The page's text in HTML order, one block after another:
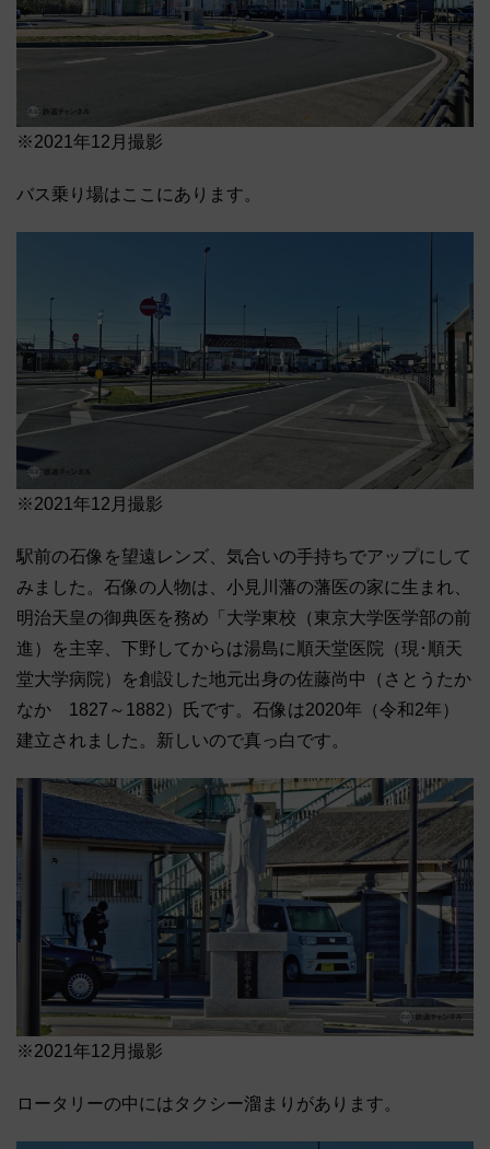
※2021年12月撮影
バス乗り場はここにあります。
※2021年12月撮影
駅前の石像を望遠レンズ、気合いの手持ちでアップにして
みました。石像の人物は、小見川藩の藩医の家に生まれ、
明治天皇の御典医を務め「大学東校（東京大学医学部の前
進）を主宰、下野してからは湯島に順天堂医院（現･順天
堂大学病院）を創設した地元出身の佐藤尚中（さとうたか
なか 1827～1882）氏です。石像は2020年（令和2年）
建立されました。新しいので真っ白です。
※2021年12月撮影
ロータリーの中にはタクシー溜まりがあります。